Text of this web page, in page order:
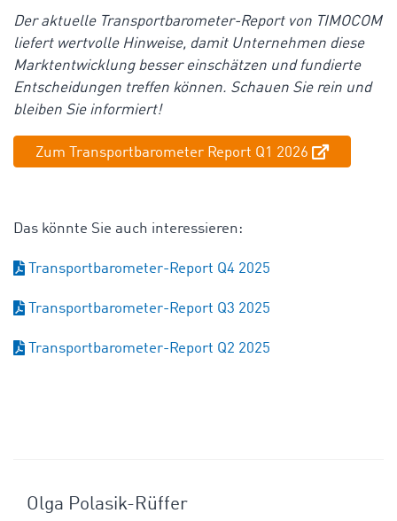
Der aktuelle Transportbarometer-Report von TIMOCOM
liefert wertvolle Hinweise, damit Unternehmen diese
Marktentwicklung besser einschätzen und fundierte
Entscheidungen treffen können. Schauen Sie rein und
bleiben Sie informiert!
Zum Transportbarometer Report Q1 2026
Das könnte Sie auch interessieren:
Transportbarometer-Report Q4 2025
Transportbarometer-Report Q3 2025
Transportbarometer-Report Q2 2025
Olga Polasik-Rüffer